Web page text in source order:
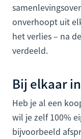
onverhoopt uit
het verlies – na
verdeeld.
Bij elkaar
Heb je al een
wil je zelf 100%
bijvoorbeeld